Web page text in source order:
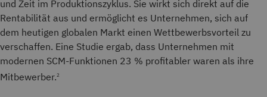
und Zeit im Produktionszyklus. Sie wirkt sich direkt auf die
Rentabilität aus und ermöglicht es Unternehmen, sich auf
dem heutigen globalen Markt einen Wettbewerbsvorteil zu
verschaffen. Eine Studie ergab, dass Unternehmen mit
modernen SCM-Funktionen 23 % profitabler waren als ihre
Mitbewerber.2